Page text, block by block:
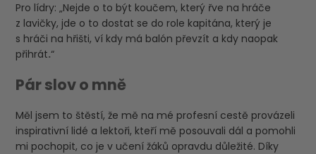
Pro lídry: „Nejde o to být koučem, který řve na hráče
z lavičky, jde o to dostat se do role kapitána, který je
s hráči na hřišti, ví kdy má balón převzít a kdy naopak
přihrát.“
Pár slov o mně
Měl jsem to štěstí, že mě na mé profesní cestě provázeli
inspirativní lidé a lektoři, kteří mě posouvali dál a pomohli
mi pochopit, co je v učení žáků opravdu důležité. Díky